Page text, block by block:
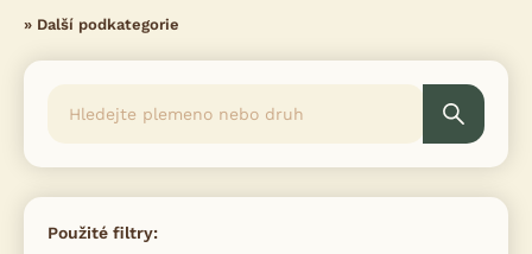
» Další podkategorie
Použité filtry: